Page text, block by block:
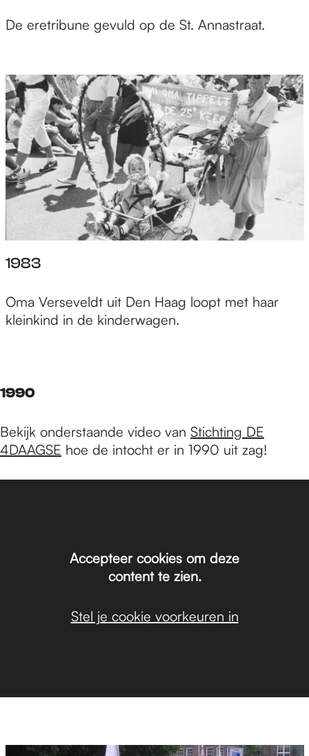
De eretribune gevuld op de St. Annastraat.
1983
Oma Verseveldt uit Den Haag loopt met haar
kleinkind in de kinderwagen.
1990
Bekijk onderstaande video van Stichting DE
4DAAGSE hoe de intocht er in 1990 uit zag!
Accepteer cookies om deze
content te zien.
Stel je cookie voorkeuren in